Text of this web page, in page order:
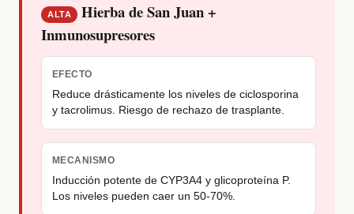
ALTA
Hierba de San Juan +
Inmunosupresores
EFECTO
Reduce drásticamente los niveles de ciclosporina
y tacrolimus. Riesgo de rechazo de trasplante.
MECANISMO
Inducción potente de CYP3A4 y glicoproteína P.
Los niveles pueden caer un 50-70%.